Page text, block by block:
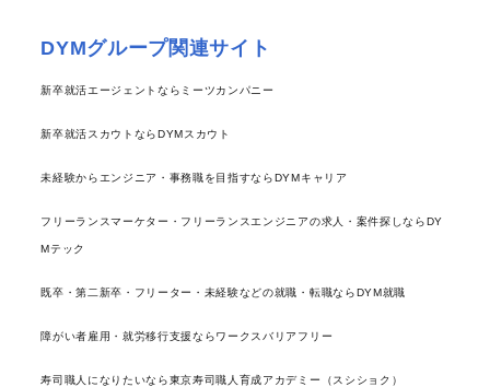
DYMグループ関連サイト
新卒就活エージェントならミーツカンパニー
新卒就活スカウトならDYMスカウト
未経験からエンジニア・事務職を目指すならDYMキャリア
フリーランスマーケター・フリーランスエンジニアの求人・案件探しならDY
Mテック
既卒・第二新卒・フリーター・未経験などの就職・転職ならDYM就職
障がい者雇用・就労移行支援ならワークスバリアフリー
寿司職人になりたいなら東京寿司職人育成アカデミー（スシショク）